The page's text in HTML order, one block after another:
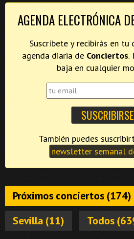
AGENDA ELECTRÓNICA
Suscríbete y recibirás en tu
agenda diaria de Conciertos.
baja en cualquier
newsletter semanal
Próximos conciertos (174)
Sevilla (11)
Todos